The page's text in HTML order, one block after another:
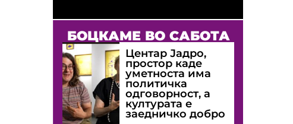
БОЦКАМЕ ВО САБОТА
Центар Јадро,
простор каде
уметноста има
политичка
одговорност, а
културата е
заедничко добро